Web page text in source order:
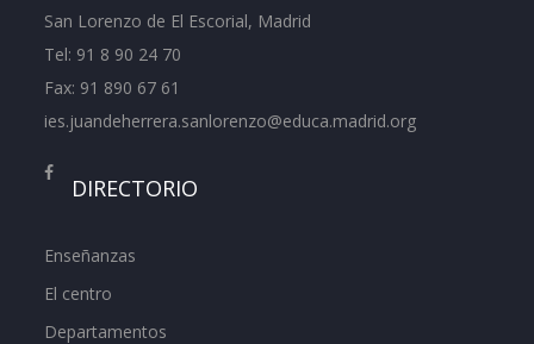
San Lorenzo de El Escorial, Madrid
Tel: 91 8 90 24 70
Fax: 91 890 67 61
ies.juandeherrera.sanlorenzo@educa.madrid.org
DIRECTORIO
Enseñanzas
El centro
Departamentos